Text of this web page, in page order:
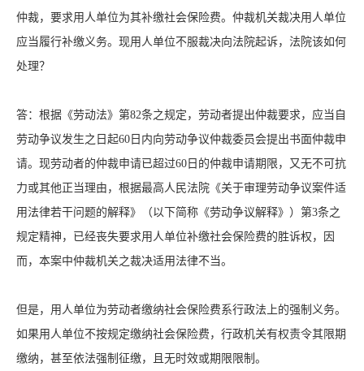
仲裁，要求用人单位为其补缴社会保险费。仲裁机关裁决用人单位
应当履行补缴义务。现用人单位不服裁决向法院起诉，法院该如何
处理？
答：根据《劳动法》第82条之规定，劳动者提出仲裁要求，应当自
劳动争议发生之日起60日内向劳动争议仲裁委员会提出书面仲裁申
请。现劳动者的仲裁申请已超过60日的仲裁申请期限，又无不可抗
力或其他正当理由，根据最高人民法院《关于审理劳动争议案件适
用法律若干问题的解释》（以下简称《劳动争议解释》）第3条之
规定精神，已经丧失要求用人单位补缴社会保险费的胜诉权，因
而，本案中仲裁机关之裁决适用法律不当。
但是，用人单位为劳动者缴纳社会保险费系行政法上的强制义务。
如果用人单位不按规定缴纳社会保险费，行政机关有权责令其限期
缴纳，甚至依法强制征缴，且无时效或期限限制。